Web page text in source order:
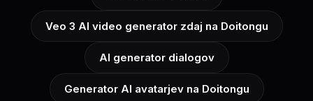
Veo 3 AI video generator zdaj na Doitongu
AI generator dialogov
Generator AI avatarjev na Doitongu